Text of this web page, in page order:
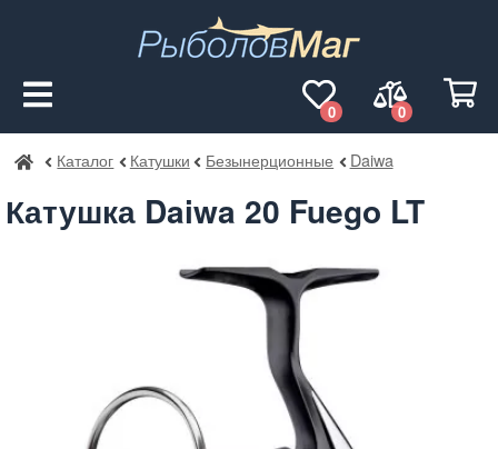
0
0
РыболовМаг
Каталог Катушки Безынерционные Daiwa
Катушка Daiwa 20 Fuego LT